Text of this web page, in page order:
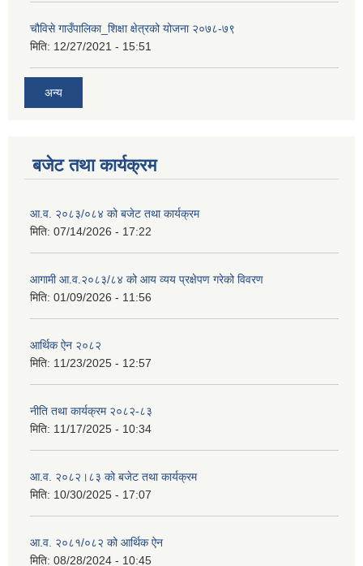
चौविसे गाउँपालिका_शिक्षा क्षेत्रको योजना २०७८-७९
मिति: 12/27/2021 - 15:51
अन्य
बजेट तथा कार्यक्रम
आ.व. २०८३/०८४ को बजेट तथा कार्यक्रम
मिति: 07/14/2026 - 17:22
आगामी आ.व.२०८३/८४ को आय व्यय प्रक्षेपण गरेको विवरण
मिति: 01/09/2026 - 11:56
आर्थिक ऐन २०८२
मिति: 11/23/2025 - 12:57
नीति तथा कार्यक्रम २०८२-८३
मिति: 11/17/2025 - 10:34
आ.व. २०८२।८३ को बजेट तथा कार्यक्रम
मिति: 10/30/2025 - 17:07
आ.व. २०८१/०८२ को आर्थिक ऐन
मिति: 08/28/2024 - 10:45